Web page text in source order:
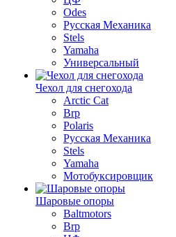
Odes
Русская Механика
Stels
Yamaha
Универсальный
Чехол для снегохода
Arctic Cat
Brp
Polaris
Русская Механика
Stels
Yamaha
Мотобуксировщик
Шаровые опоры
Baltmotors
Brp